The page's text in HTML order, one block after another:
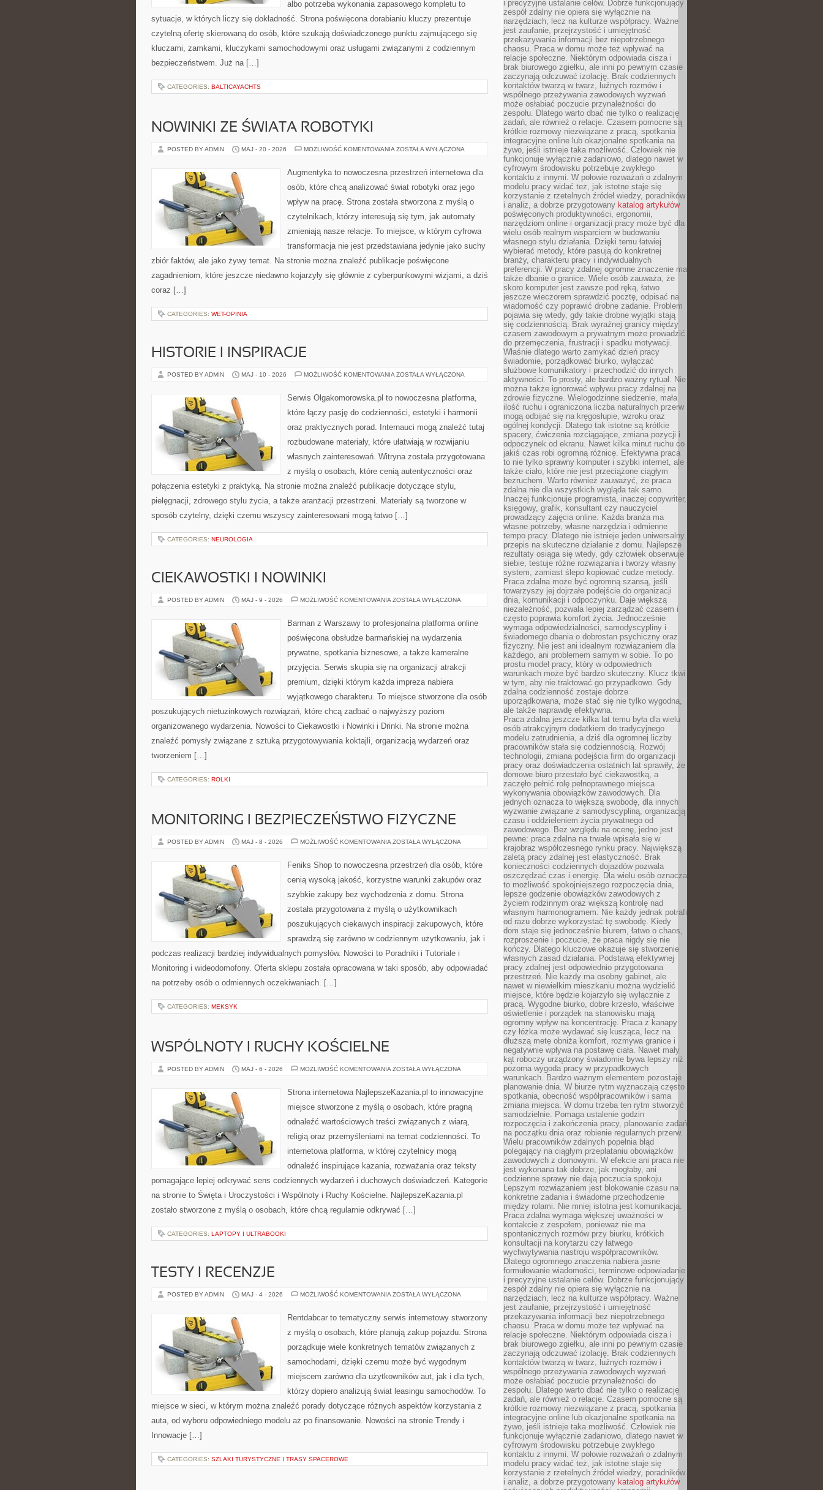
albo potrzeba wykonania zapasowego kompletu to
sytuacje, w których liczy się dokładność. Strona poświęcona dorabianiu kluczy prezentuje
czytelną ofertę skierowaną do osób, które szukają doświadczonego punktu zajmującego się
kluczami, zamkami, kluczykami samochodowymi oraz usługami związanymi z codziennym
bezpieczeństwem. Już na […]
CATEGORIES: BALTICAYACHTS
NOWINKI ZE ŚWIATA ROBOTYKI
POSTED BY ADMIN MAJ - 20 - 2026 MOŻLIWOŚĆ KOMENTOWANIA NOWINKI
ROBOTYKI
ZOSTAŁA WYŁĄCZONA
Augmentyka to nowoczesna przestrzeń internetowa dla
osób, które chcą analizować świat robotyki oraz jego
wpływ na pracę. Strona została stworzona z myślą o
czytelnikach, którzy interesują się tym, jak automaty
zmieniają nasze relacje. To miejsce, w którym cyfrowa
transformacja nie jest przedstawiana jedynie jako suchy
zbiór faktów, ale jako żywy temat. Na stronie można znaleźć publikacje poświęcone
zagadnieniom, które jeszcze niedawno kojarzyły się głównie z cyberpunkowymi wizjami, a dziś
coraz […]
CATEGORIES: WET-OPINIA
HISTORIE I INSPIRACJE
POSTED BY ADMIN MAJ - 10 - 2026 MOŻLIWOŚĆ KOMENTOWANIA HISTORIE
ZOSTAŁA WYŁĄCZONA
Serwis Olgakomorowska.pl to nowoczesna platforma,
które łączy pasję do codzienności, estetyki i harmonii
oraz praktycznych porad. Internauci mogą znaleźć tutaj
rozbudowane materiały, które ułatwiają w rozwijaniu
własnych zainteresowań. Witryna została przygotowana
z myślą o osobach, które cenią autentyczności oraz
połączenia estetyki z praktyką. Na stronie można znaleźć publikacje dotyczące stylu,
pielęgnacji, zdrowego stylu życia, a także aranżacji przestrzeni. Materiały są tworzone w
sposób czytelny, dzięki czemu wszyscy zainteresowani mogą łatwo […]
CATEGORIES: NEUROLOGIA
CIEKAWOSTKI I NOWINKI
POSTED BY ADMIN MAJ - 9 - 2026 MOŻLIWOŚĆ KOMENTOWANIA CIEKAWOSTKI
ZOSTAŁA WYŁĄCZONA
Barman z Warszawy to profesjonalna platforma online
poświęcona obsłudze barmańskiej na wydarzenia
prywatne, spotkania biznesowe, a także kameralne
przyjęcia. Serwis skupia się na organizacji atrakcji
premium, dzięki którym każda impreza nabiera
wyjątkowego charakteru. To miejsce stworzone dla osób
poszukujących nietuzinkowych rozwiązań, które chcą zadbać o najwyższy poziom
organizowanego wydarzenia. Nowości to Ciekawostki i Nowinki i Drinki. Na stronie można
znaleźć pomysły związane z sztuką przygotowywania koktajli, organizacją wydarzeń oraz
tworzeniem […]
CATEGORIES: ROLKI
MONITORING I BEZPIECZEŃSTWO FIZYCZNE
POSTED BY ADMIN MAJ - 8 - 2026 MOŻLIWOŚĆ KOMENTOWANIA MONITORING
FIZYCZNE
ZOSTAŁA WYŁĄCZONA
Feniks Shop to nowoczesna przestrzeń dla osób, które
cenią wysoką jakość, korzystne warunki zakupów oraz
szybkie zakupy bez wychodzenia z domu. Strona
została przygotowana z myślą o użytkownikach
poszukujących ciekawych inspiracji zakupowych, które
sprawdzą się zarówno w codziennym użytkowaniu, jak i
podczas realizacji bardziej indywidualnych pomysłów. Nowości to Poradniki i Tutoriale i
Monitoring i wideodomofony. Oferta sklepu została opracowana w taki sposób, aby odpowiadać
na potrzeby osób o odmiennych oczekiwaniach. […]
CATEGORIES: MEKSYK
WSPÓLNOTY I RUCHY KOŚCIELNE
POSTED BY ADMIN MAJ - 6 - 2026 MOŻLIWOŚĆ KOMENTOWANIA WSPÓLNOTY
KOŚCIELNE
ZOSTAŁA WYŁĄCZONA
Strona internetowa NajlepszeKazania.pl to innowacyjne
miejsce stworzone z myślą o osobach, które pragną
odnaleźć wartościowych treści związanych z wiarą,
religią oraz przemyśleniami na temat codzienności. To
internetowa platforma, w której czytelnicy mogą
odnaleźć inspirujące kazania, rozważania oraz teksty
pomagające lepiej odkrywać sens codziennych wydarzeń i duchowych doświadczeń. Kategorie
na stronie to Święta i Uroczystości i Wspólnoty i Ruchy Kościelne. NajlepszeKazania.pl
zostało stworzone z myślą o osobach, które chcą regularnie odkrywać […]
CATEGORIES: LAPTOPY I ULTRABOOKI
TESTY I RECENZJE
POSTED BY ADMIN MAJ - 4 - 2026 MOŻLIWOŚĆ KOMENTOWANIA TESTY
ZOSTAŁA WYŁĄCZONA
Rentdabcar to tematyczny serwis internetowy stworzony
z myślą o osobach, które planują zakup pojazdu. Strona
porządkuje wiele konkretnych tematów związanych z
samochodami, dzięki czemu może być wygodnym
miejscem zarówno dla użytkowników aut, jak i dla tych,
którzy dopiero analizują świat leasingu samochodów. To
miejsce w sieci, w którym można znaleźć porady dotyczące różnych aspektów korzystania z
auta, od wyboru odpowiedniego modelu aż po finansowanie. Nowości na stronie Trendy i
Innowacje […]
CATEGORIES: SZLAKI TURYSTYCZNE I TRASY SPACEROWE
i precyzyjne ustalanie celów. Dobrze funkcjonujący
zespół zdalny nie opiera się wyłącznie na
narzędziach, lecz na kulturze współpracy. Ważne
jest zaufanie, przejrzystość i umiejętność
przekazywania informacji bez niepotrzebnego
chaosu. Praca w domu może też wpływać na
relacje społeczne. Niektórym odpowiada cisza i
brak biurowego zgiełku, ale inni po pewnym czasie
zaczynają odczuwać izolację. Brak codziennych
kontaktów twarzą w twarz, luźnych rozmów i
wspólnego przeżywania zawodowych wyzwań
może osłabiać poczucie przynależności do
zespołu. Dlatego warto dbać nie tylko o realizację
zadań, ale również o relacje. Czasem pomocne są
krótkie rozmowy niezwiązane z pracą, spotkania
integracyjne online lub okazjonalne spotkania na
żywo, jeśli istnieje taka możliwość. Człowiek nie
funkcjonuje wyłącznie zadaniowo, dlatego nawet w
cyfrowym środowisku potrzebuje zwykłego
kontaktu z innymi. W połowie rozważań o zdalnym
modelu pracy widać też, jak istotne staje się
korzystanie z rzetelnych źródeł wiedzy, poradników
i analiz, a dobrze przygotowany katalog artykułów
poświęconych produktywności, ergonomii,
narzędziom online i organizacji pracy może być dla
wielu osób realnym wsparciem w budowaniu
własnego stylu działania. Dzięki temu łatwiej
wybierać metody, które pasują do konkretnej
branży, charakteru pracy i indywidualnych
preferencji. W pracy zdalnej ogromne znaczenie ma
także dbanie o granice. Wiele osób zauważa, że
skoro komputer jest zawsze pod ręką, łatwo
jeszcze wieczorem sprawdzić pocztę, odpisać na
wiadomość czy poprawić drobne zadanie. Problem
pojawia się wtedy, gdy takie drobne wyjątki stają
się codziennością. Brak wyraźnej granicy między
czasem zawodowym a prywatnym może prowadzić
do przemęczenia, frustracji i spadku motywacji.
Właśnie dlatego warto zamykać dzień pracy
świadomie, porządkować biurko, wyłączać
służbowe komunikatory i przechodzić do innych
aktywności. To prosty, ale bardzo ważny rytuał. Nie
można także ignorować wpływu pracy zdalnej na
zdrowie fizyczne. Wielogodzinne siedzenie, mała
ilość ruchu i ograniczona liczba naturalnych przerw
mogą odbijać się na kręgosłupie, wzroku oraz
ogólnej kondycji. Dlatego tak istotne są krótkie
spacery, ćwiczenia rozciągające, zmiana pozycji i
odpoczynek od ekranu. Nawet kilka minut ruchu co
jakiś czas robi ogromną różnicę. Efektywna praca
to nie tylko sprawny komputer i szybki internet, ale
także ciało, które nie jest przeciążone ciągłym
bezruchem. Warto również zauważyć, że praca
zdalna nie dla wszystkich wygląda tak samo.
Inaczej funkcjonuje programista, inaczej copywriter,
księgowy, grafik, konsultant czy nauczyciel
prowadzący zajęcia online. Każda branża ma
własne potrzeby, własne narzędzia i odmienne
tempo pracy. Dlatego nie istnieje jeden uniwersalny
przepis na skuteczne działanie z domu. Najlepsze
rezultaty osiąga się wtedy, gdy człowiek obserwuje
siebie, testuje różne rozwiązania i tworzy własny
system, zamiast ślepo kopiować cudze metody.
Praca zdalna może być ogromną szansą, jeśli
towarzyszy jej dojrzałe podejście do organizacji
dnia, komunikacji i odpoczynku. Daje większą
niezależność, pozwala lepiej zarządzać czasem i
często poprawia komfort życia. Jednocześnie
wymaga odpowiedzialności, samodyscypliny i
świadomego dbania o dobrostan psychiczny oraz
fizyczny. Nie jest ani idealnym rozwiązaniem dla
każdego, ani problemem samym w sobie. To po
prostu model pracy, który w odpowiednich
warunkach może być bardzo skuteczny. Klucz tkwi
w tym, aby nie traktować go przypadkowo. Gdy
zdalna codzienność zostaje dobrze
uporządkowana, może stać się nie tylko wygodna,
ale także naprawdę efektywna.
Praca zdalna jeszcze kilka lat temu była dla wielu
osób atrakcyjnym dodatkiem do tradycyjnego
modelu zatrudnienia, a dziś dla ogromnej liczby
pracowników stała się codziennością. Rozwój
technologii, zmiana podejścia firm do organizacji
pracy oraz doświadczenia ostatnich lat sprawiły, że
domowe biuro przestało być ciekawostką, a
zaczęło pełnić rolę pełnoprawnego miejsca
wykonywania obowiązków zawodowych. Dla
jednych oznacza to większą swobodę, dla innych
wyzwanie związane z samodyscypliną, organizacją
czasu i oddzieleniem życia prywatnego od
zawodowego. Bez względu na ocenę, jedno jest
pewne: praca zdalna na trwałe wpisała się w
krajobraz współczesnego rynku pracy. Największą
zaletą pracy zdalnej jest elastyczność. Brak
konieczności codziennych dojazdów pozwala
oszczędzać czas i energię. Dla wielu osób oznacza
to możliwość spokojniejszego rozpoczęcia dnia,
lepsze godzenie obowiązków zawodowych z
życiem rodzinnym oraz większą kontrolę nad
własnym harmonogramem. Nie każdy jednak potrafi
od razu dobrze wykorzystać tę swobodę. Kiedy
dom staje się jednocześnie biurem, łatwo o chaos,
rozproszenie i poczucie, że praca nigdy się nie
kończy. Dlatego kluczowe okazuje się stworzenie
własnych zasad działania. Podstawą efektywnej
pracy zdalnej jest odpowiednio przygotowana
przestrzeń. Nie każdy ma osobny gabinet, ale
nawet w niewielkim mieszkaniu można wydzielić
miejsce, które będzie kojarzyło się wyłącznie z
pracą. Wygodne biurko, dobre krzesło, właściwe
oświetlenie i porządek na stanowisku mają
ogromny wpływ na koncentrację. Praca z kanapy
czy łóżka może wydawać się kusząca, lecz na
dłuższą metę obniża komfort, rozmywa granice i
negatywnie wpływa na postawę ciała. Nawet mały
kąt roboczy urządzony świadomie bywa lepszy niż
pozorna wygoda pracy w przypadkowych
warunkach. Bardzo ważnym elementem pozostaje
planowanie dnia. W biurze rytm wyznaczają często
spotkania, obecność współpracowników i sama
zmiana miejsca. W domu trzeba ten rytm stworzyć
samodzielnie. Pomaga ustalenie godzin
rozpoczęcia i zakończenia pracy, planowanie zadań
na początku dnia oraz robienie regularnych przerw.
Wielu pracowników zdalnych popełnia błąd
polegający na ciągłym przeplataniu obowiązków
zawodowych z domowymi. W efekcie ani praca nie
jest wykonana tak dobrze, jak mogłaby, ani
codzienne sprawy nie dają poczucia spokoju.
Lepszym rozwiązaniem jest blokowanie czasu na
konkretne zadania i świadome przechodzenie
między rolami. Nie mniej istotna jest komunikacja.
Praca zdalna wymaga większej uważności w
kontakcie z zespołem, ponieważ nie ma
spontanicznych rozmów przy biurku, krótkich
konsultacji na korytarzu czy łatwego
wychwytywania nastroju współpracowników.
Dlatego ogromnego znaczenia nabiera jasne
formułowanie wiadomości, terminowe odpowiadanie
i precyzyjne ustalanie celów. Dobrze funkcjonujący
zespół zdalny nie opiera się wyłącznie na
narzędziach, lecz na kulturze współpracy. Ważne
jest zaufanie, przejrzystość i umiejętność
przekazywania informacji bez niepotrzebnego
chaosu. Praca w domu może też wpływać na
relacje społeczne. Niektórym odpowiada cisza i
brak biurowego zgiełku, ale inni po pewnym czasie
zaczynają odczuwać izolację. Brak codziennych
kontaktów twarzą w twarz, luźnych rozmów i
wspólnego przeżywania zawodowych wyzwań
może osłabiać poczucie przynależności do
zespołu. Dlatego warto dbać nie tylko o realizację
zadań, ale również o relacje. Czasem pomocne są
krótkie rozmowy niezwiązane z pracą, spotkania
integracyjne online lub okazjonalne spotkania na
żywo, jeśli istnieje taka możliwość. Człowiek nie
funkcjonuje wyłącznie zadaniowo, dlatego nawet w
cyfrowym środowisku potrzebuje zwykłego
kontaktu z innymi. W połowie rozważań o zdalnym
modelu pracy widać też, jak istotne staje się
korzystanie z rzetelnych źródeł wiedzy, poradników
i analiz, a dobrze przygotowany katalog artykułów